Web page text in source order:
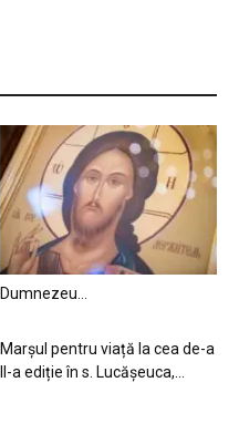
Dumnezeu…
Marșul pentru viață la cea de-a
II-a ediție în s. Lucășeuca,...